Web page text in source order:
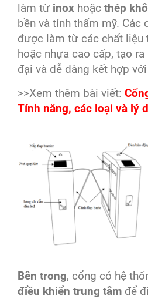
làm từ inox hoặc thép
bền và tính thẩm mỹ. Các
được làm từ các chất liệu
hoặc nhựa cao cấp, tạo
đại và dễ dàng kết hợp
>>Xem thêm bài viết:
Tính năng, các loại và lý
Bên trong, cổng có hệ
điều khiển trung tâm để